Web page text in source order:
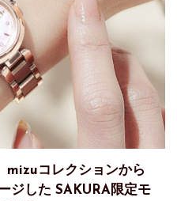
mizuコレクションから
ジした SAKURA限定モ